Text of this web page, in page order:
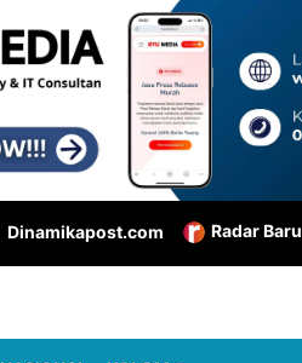
Dinamikapost.com Radar Baru